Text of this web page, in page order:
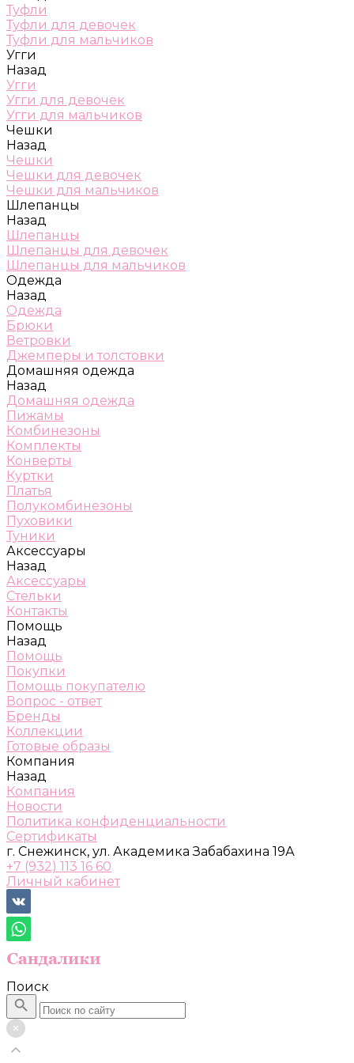
Туфли
Туфли для девочек
Туфли для мальчиков
Угги
Назад
Угги
Угги для девочек
Угги для мальчиков
Чешки
Назад
Чешки
Чешки для девочек
Чешки для мальчиков
Шлепанцы
Назад
Шлепанцы
Шлепанцы для девочек
Шлепанцы для мальчиков
Одежда
Назад
Одежда
Брюки
Ветровки
Джемперы и толстовки
Домашняя одежда
Назад
Домашняя одежда
Пижамы
Комбинезоны
Комплекты
Конверты
Куртки
Платья
Полукомбинезоны
Пуховики
Туники
Аксессуары
Назад
Аксессуары
Стельки
Контакты
Помощь
Назад
Помощь
Покупки
Помощь покупателю
Вопрос - ответ
Бренды
Коллекции
Готовые образы
Компания
Назад
Компания
Новости
Политика конфиденциальности
Сертификаты
г. Снежинск, ул. Академика Забабахина 19А
+7 (932) 113 16 60
Личный кабинет
Поиск